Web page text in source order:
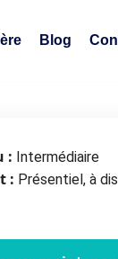
Blog
: Intermédiaire
: Présentiel, à